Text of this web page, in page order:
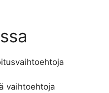
vaihtoehtoja